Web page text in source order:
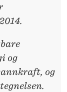
og
og